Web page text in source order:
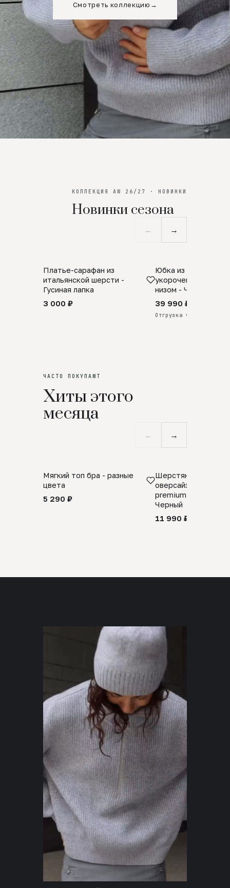
Смотреть коллекцию →
КОЛЛЕКЦИЯ AW 26/27 · НОВИНКИ
Новинки сезона
← →
SALE
Платье-сарафан из
итальянской шерсти -
Гусиная лапка
3 000 ₽
ПРЕДЗАКАЗ
Юбка из
укороченная с
низом - Черный
39 990 ₽
Отгрузка через 25 дней
ЧАСТО ПОКУПАЮТ
Хиты этого
месяца
← →
Мягкий топ бра - разные
цвета
5 290 ₽
Шерстяной свитер
оверсайз 100%
premium merino
Черный
11 990 ₽